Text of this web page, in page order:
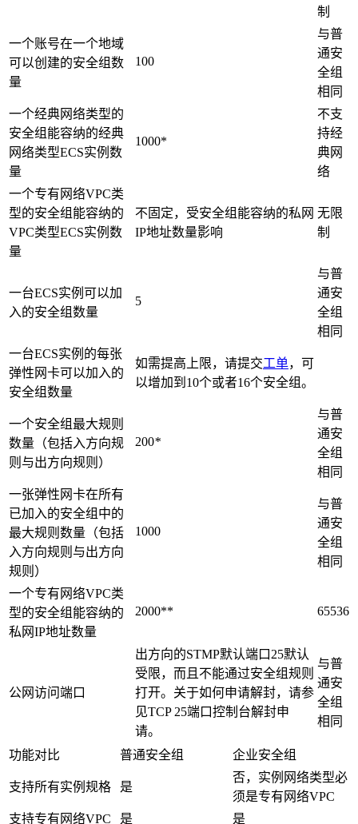
制
一个账号在一个地域
可以创建的安全组数
量
100
与普
通安
全组
相同
一个经典网络类型的
安全组能容纳的经典
网络类型ECS实例数
量
1000*
不支
持经
典网
络
一个专有网络VPC类
型的安全组能容纳的
VPC类型ECS实例数
量
不固定，受安全组能容纳的私网
IP地址数量影响
无限
制
一台ECS实例可以加
入的安全组数量
5
与普
通安
全组
相同
一台ECS实例的每张
弹性网卡可以加入的
安全组数量
如需提高上限，请提交工单，可
以增加到10个或者16个安全组。
一个安全组最大规则
数量（包括入方向规
则与出方向规则）
200*
与普
通安
全组
相同
一张弹性网卡在所有
已加入的安全组中的
最大规则数量（包括
入方向规则与出方向
规则）
1000
与普
通安
全组
相同
一个专有网络VPC类
型的安全组能容纳的
私网IP地址数量
2000** 65536
公网访问端口
出方向的STMP默认端口25默认
受限，而且不能通过安全组规则
打开。关于如何申请解封，请参
见TCP 25端口控制台解封申
请。
与普
通安
全组
相同
功能对比 普通安全组 企业安全组
支持所有实例规格 是
否，实例网络类型必
须是专有网络VPC
支持专有网络VPC
是 是